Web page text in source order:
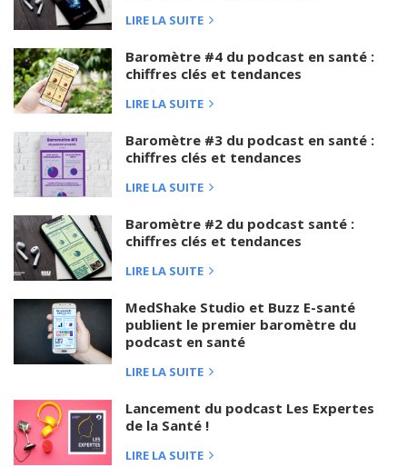
LIRE LA SUITE
Baromètre #4 du podcast en santé :
chiffres clés et tendances
LIRE LA SUITE
Baromètre #3 du podcast en santé :
chiffres clés et tendances
LIRE LA SUITE
Baromètre #2 du podcast santé :
chiffres clés et tendances
LIRE LA SUITE
MedShake Studio et Buzz E-santé
publient le premier baromètre du
podcast en santé
LIRE LA SUITE
Lancement du podcast Les Expertes
de la Santé !
LIRE LA SUITE